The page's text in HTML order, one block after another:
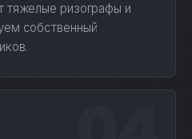
тяжелые ризографы и
собственный